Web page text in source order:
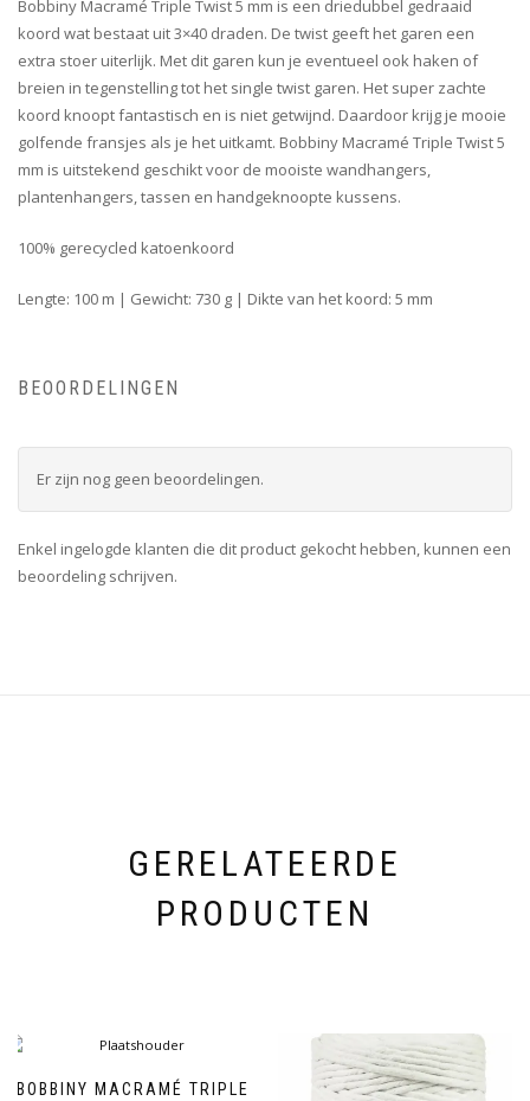
Bobbiny Macramé Triple Twist 5 mm is een driedubbel gedraaid
koord wat bestaat uit 3×40 draden. De twist geeft het garen een
extra stoer uiterlijk. Met dit garen kun je eventueel ook haken of
breien in tegenstelling tot het single twist garen. Het super zachte
koord knoopt fantastisch en is niet getwijnd. Daardoor krijg je mooie
golfende fransjes als je het uitkamt. Bobbiny Macramé Triple Twist 5
mm is uitstekend geschikt voor de mooiste wandhangers,
plantenhangers, tassen en handgeknoopte kussens.
100% gerecycled katoenkoord
Lengte: 100 m | Gewicht: 730 g | Dikte van het koord: 5 mm
BEOORDELINGEN
Er zijn nog geen beoordelingen.
Enkel ingelogde klanten die dit product gekocht hebben, kunnen een
beoordeling schrijven.
GERELATEERDE
PRODUCTEN
BOBBINY MACRAMÉ TRIPLE